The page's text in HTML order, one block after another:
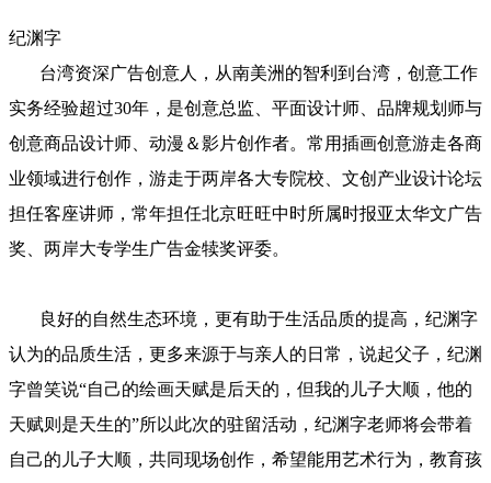
纪渊字
台湾资深广告创意人，从南美洲的智利到台湾，创意工作
实务经验超过30年，是创意总监、平面设计师、品牌规划师与
创意商品设计师、动漫＆影片创作者。常用插画创意游走各商
业领域进行创作，游走于两岸各大专院校、文创产业设计论坛
担任客座讲师，常年担任北京旺旺中时所属时报亚太华文广告
奖、两岸大专学生广告金犊奖评委。
良好的自然生态环境，更有助于生活品质的提高，纪渊字
认为的品质生活，更多来源于与亲人的日常，说起父子，纪渊
字曾笑说“自己的绘画天赋是后天的，但我的儿子大顺，他的
天赋则是天生的”所以此次的驻留活动，纪渊字老师将会带着
自己的儿子大顺，共同现场创作，希望能用艺术行为，教育孩